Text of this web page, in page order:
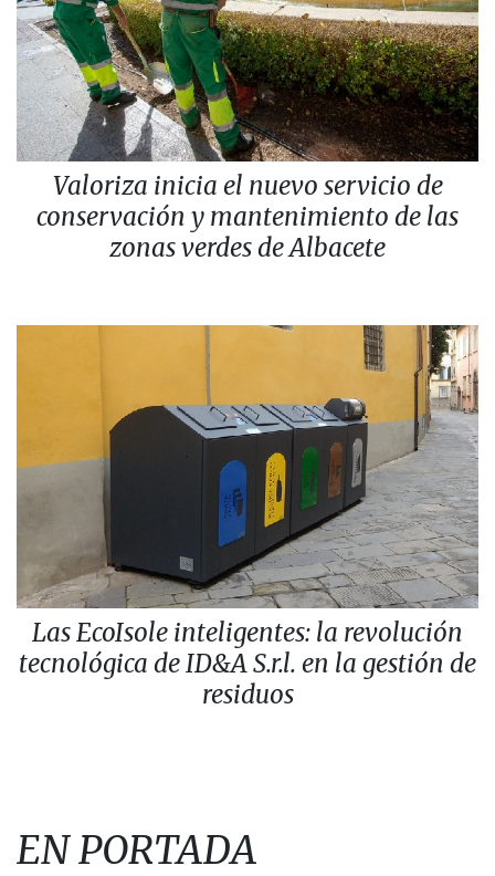
Valoriza inicia el nuevo servicio de
conservación y mantenimiento de las
zonas verdes de Albacete
Las EcoIsole inteligentes: la revolución
tecnológica de ID&A S.r.l. en la gestión de
residuos
EN PORTADA